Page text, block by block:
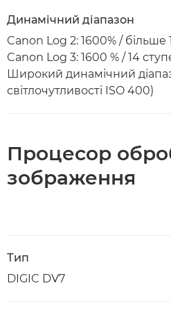
Динамічний діапазон
Canon Log 2: 1600% / більше
Canon Log 3: 1600 % / 14
Широкий динамічний
світлочутливості ISO 400)
Процесор
зображення
Тип
DIGIC DV7